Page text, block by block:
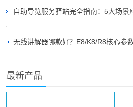
自助导览服务驿站完全指南：5大场景
最新产品